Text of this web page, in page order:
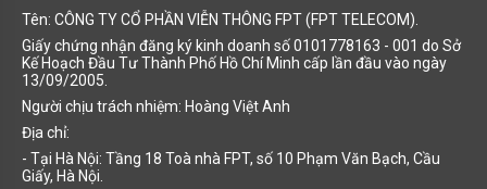
Tên: CÔNG TY CỔ PHẦN VIỄN THÔNG FPT (FPT TELECOM).
Giấy chứng nhận đăng ký kinh doanh số 0101778163 - 001 do Sở
Kế Hoạch Đầu Tư Thành Phố Hồ Chí Minh cấp lần đầu vào ngày
13/09/2005.
Người chịu trách nhiệm: Hoàng Việt Anh
Địa chỉ:
- Tại Hà Nội: Tầng 18 Toà nhà FPT, số 10 Phạm Văn Bạch, Cầu
Giấy, Hà Nội.